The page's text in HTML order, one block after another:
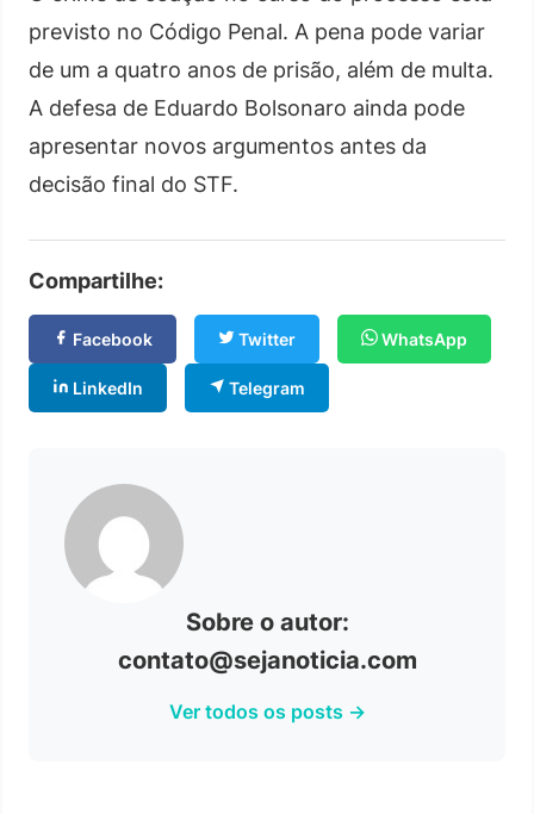
previsto no Código Penal. A pena pode variar
de um a quatro anos de prisão, além de multa.
A defesa de Eduardo Bolsonaro ainda pode
apresentar novos argumentos antes da
decisão final do STF.
Compartilhe:
Facebook Twitter WhatsApp
LinkedIn Telegram
Sobre o autor:
contato@sejanoticia.com
Ver todos os posts →